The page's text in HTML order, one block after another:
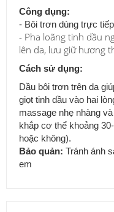
Công dụng:
- Bôi trơn dùng trực
- Pha loãng tinh dầu
lên da, lưu giữ hương
Cách sử dụng:
Dầu bôi trơn trên da
giọt tinh dầu vào hai
massage nhẹ nhàng
khắp cơ thể khoảng
hoặc không).
Bảo quản: Tránh ánh
em